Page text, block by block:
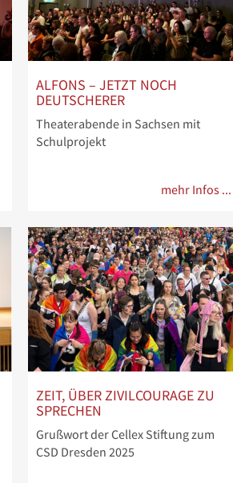
ALFONS – JETZT NOCH
DEUTSCHERER
Theaterabende in Sachsen mit
Schulprojekt
mehr Infos ...
ZEIT, ÜBER ZIVILCOURAGE ZU
SPRECHEN
Grußwort der Cellex Stiftung zum
CSD Dresden 2025